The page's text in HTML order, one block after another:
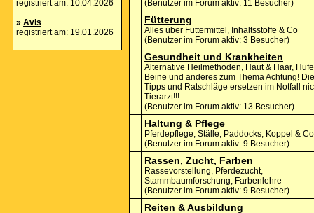
registriert am: 10.04.2026
» Avis
registriert am: 19.01.2026
(Benutzer im Forum aktiv: 11 Besucher)
Fütterung
Alles über Futtermittel, Inhaltsstoffe & Co
(Benutzer im Forum aktiv: 3 Besucher)
Gesundheit und Krankheiten
Alternative Heilmethoden, Haut & Haar,
Beine und anderes zum Thema Achtung!
Tipps und Ratschläge ersetzen im Notfall
Tierarzt!!!
(Benutzer im Forum aktiv: 13 Besucher)
Haltung & Pflege
Pferdepflege, Ställe, Paddocks, Koppel & Co
(Benutzer im Forum aktiv: 9 Besucher)
Rassen, Zucht, Farben
Rassevorstellung, Pferdezucht,
Stammbaumforschung, Farbenlehre
(Benutzer im Forum aktiv: 9 Besucher)
Reiten & Ausbildung